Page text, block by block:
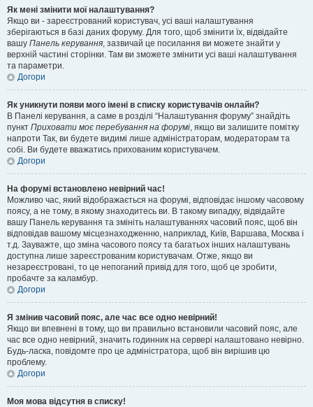
Як мені змінити мої налаштування?
Якщо ви - зареєстрований користувач, усі ваші налаштування
зберігаються в базі даних форуму. Для того, щоб змінити їх, відвідайте
вашу Панель керування, зазвичай це посилання ви можете знайти у
верхній частині сторінки. Там ви зможете змінити усі ваші налаштування
та параметри.
Догори
Як уникнути появи мого імені в списку користувачів онлайн?
В Панелі керування, а саме в розділі “Налаштування форуму” знайдіть
пункт Приховати моє перебування на форумі, якщо ви залишите помітку
напроти Так, ви будете видимі лише адміністраторам, модераторам та
собі. Ви будете вважатись прихованим користувачем.
Догори
На форумі встановлено невірний час!
Можливо час, який відображається на форумі, відповідає іншому часовому
поясу, а не тому, в якому знаходитесь ви. В такому випадку, відвідайте
вашу Панель керування та змініть налаштуваннях часовий пояс, щоб він
відповідав вашому місцезнаходженню, наприклад, Київ, Варшава, Москва і
т.д. Зауважте, що зміна часового поясу та багатьох інших налаштувань
доступна лише зареєстрованим користувачам. Отже, якщо ви
незареєстровані, то це непоганий привід для того, щоб це зробити,
пробачте за каламбур.
Догори
Я змінив часовий пояс, але час все одно невірний!
Якщо ви впевнені в тому, що ви правильно встановили часовий пояс, але
час все одно невірний, значить годинник на сервері налаштовано невірно.
Будь-ласка, повідомте про це адміністратора, щоб він вирішив цю
проблему.
Догори
Моя мова відсутня в списку!